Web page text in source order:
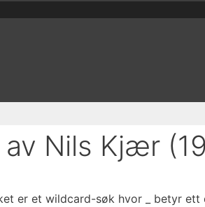
Nils Kjær
er et wildcard-søk hvor _ betyr